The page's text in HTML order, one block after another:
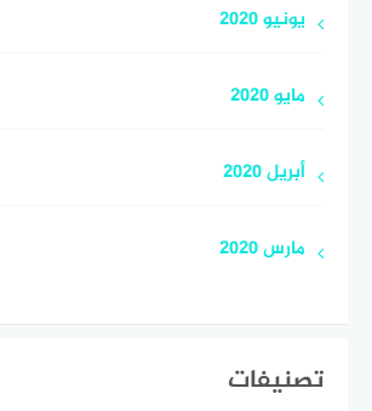
يونيو 2020
مايو 2020
أبريل 2020
مارس 2020
تصنيفات